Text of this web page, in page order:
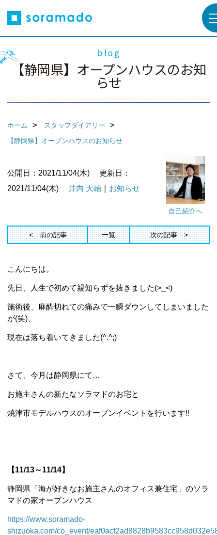
blog
【静岡県】オープンハウスのお知
らせ
ホーム
スタッフダイアリー
【静岡県】オープンハウスのお知らせ
自己紹介へ
公開日：2021/11/04(木)
更新日：
2021/11/04(木)
井内 大輔 お知らせ
前の記事 一覧 次の記事
こんにちは。
先日、人生で初めて親知らずを抜きました(>_<)
施術後、麻酔切れての痛みで一瞬ダウンしてしまいました
が(笑)、
現在は落ち着いてきました(^.^;)
さて、今月は静岡県にて…
お施主さんの新たなソラマドのお宅と
焼津市モデルハウスのオープンイベントを行います‼
【11/13～11/14】
静岡県「海が好きなお施主さんのオフィス兼住宅」のソラ
マドの家オープンハウス
https://www.soramado-
shizuoka.com/co_event/